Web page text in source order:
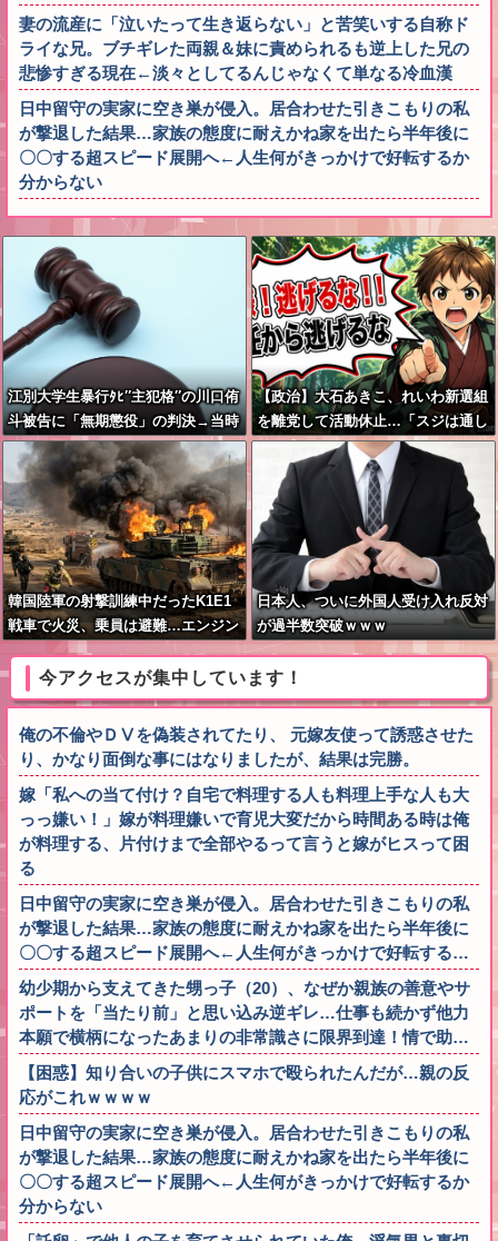
妻の流産に「泣いたって生き返らない」と苦笑いする自称ド
ライな兄。ブチギレた両親＆妹に責められるも逆上した兄の
悲惨すぎる現在←淡々としてるんじゃなくて単なる冷血漢
日中留守の実家に空き巣が侵入。居合わせた引きこもりの私
が撃退した結果…家族の態度に耐えかね家を出たら半年後に
〇〇する超スピード展開へ←人生何がきっかけで好転するか
分からない
江別大学生暴行ﾀﾋ″主犯格″の川口侑
斗被告に「無期懲役」の判決→当時
17歳少年に「懲役30年」の判決
【政治】大石あきこ、れいわ新選組
を離党して活動休止…「スジは通し
ます」とは何だったのか
韓国陸軍の射撃訓練中だったK1E1
戦車で火災、乗員は避難…エンジン
ルーム付近から出火！
日本人、ついに外国人受け入れ反対
が過半数突破ｗｗｗ
今アクセスが集中しています！
俺の不倫やＤⅤを偽装されてたり、 元嫁友使って誘惑させた
り、かなり面倒な事にはなりましたが、結果は完勝。
嫁「私への当て付け？自宅で料理する人も料理上手な人も大
っっ嫌い！」嫁が料理嫌いで育児大変だから時間ある時は俺
が料理する、片付けまで全部やるって言うと嫁がヒスって困
る
日中留守の実家に空き巣が侵入。居合わせた引きこもりの私
が撃退した結果…家族の態度に耐えかね家を出たら半年後に
〇〇する超スピード展開へ←人生何がきっかけで好転する…
幼少期から支えてきた甥っ子（20）、なぜか親族の善意やサ
ポートを「当たり前」と思い込み逆ギレ…仕事も続かず他力
本願で横柄になったあまりの非常識さに限界到達！情で助…
【困惑】知り合いの子供にスマホで殴られたんだが…親の反
応がこれｗｗｗｗ
日中留守の実家に空き巣が侵入。居合わせた引きこもりの私
が撃退した結果…家族の態度に耐えかね家を出たら半年後に
〇〇する超スピード展開へ←人生何がきっかけで好転するか
分からない